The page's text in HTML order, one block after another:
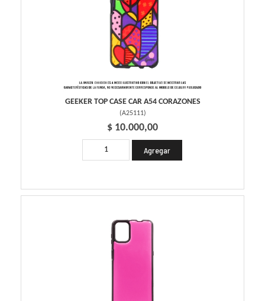
GEEKER TOP CASE CAR A54 CORAZONES
(A25111)
$ 10.000,00